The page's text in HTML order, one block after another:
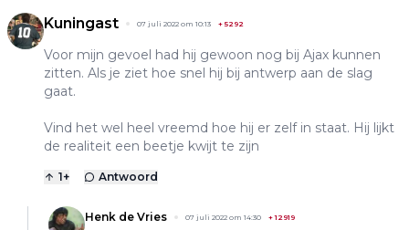
Kuningast 07 juli 2022 om 10:13 + 5292
Voor mijn gevoel had hij gewoon nog bij Ajax kunnen
zitten. Als je ziet hoe snel hij bij antwerp aan de slag
gaat.
Vind het wel heel vreemd hoe hij er zelf in staat. Hij lijkt
de realiteit een beetje kwijt te zijn
1+ Antwoord
Henk de Vries 07 juli 2022 om 14:30 +12919